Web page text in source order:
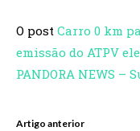
O post Carro 0 km
emissão do ATPV
PANDORA NEWS –
Artigo anterior